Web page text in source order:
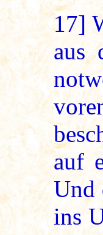
17]
aus
auf
Und
ins